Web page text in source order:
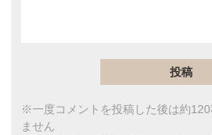
※一度コメントを投稿した後は約
ません